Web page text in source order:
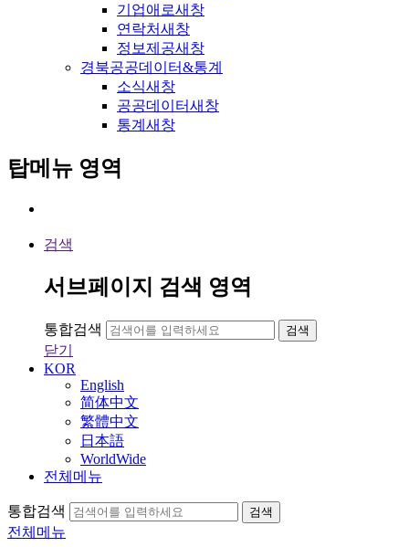
기업애로새창
연락처새창
정보제공새창
경북공공데이터&통계
소식새창
공공데이터새창
통계 새창
탑메뉴 영역
검색
서브페이지 검색 영역
통합검색 검색
닫기
KOR
English
简体中文
繁體中文
日本語
WorldWide
전체메뉴
통합검색 검색
전체메뉴